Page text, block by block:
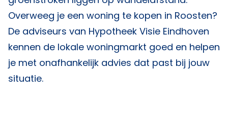
Overweeg je een woning te kopen in Roosten?
De adviseurs van Hypotheek Visie Eindhoven
kennen de lokale woningmarkt goed en helpen
je met onafhankelijk advies dat past bij jouw
situatie.